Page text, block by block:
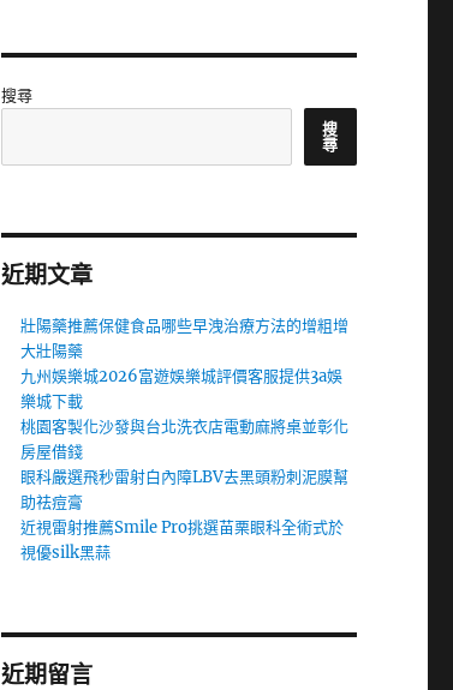
搜尋
搜
尋
近期文章
壯陽藥推薦保健食品哪些早洩治療方法的增粗增
大壯陽藥
九州娛樂城2026富遊娛樂城評價客服提供3a娛
樂城下載
桃園客製化沙發與台北洗衣店電動麻將桌並彰化
房屋借錢
眼科嚴選飛秒雷射白內障LBV去黑頭粉刺泥膜幫
助祛痘膏
近視雷射推薦Smile Pro挑選苗栗眼科全術式於
視優silk黑蒜
近期留言